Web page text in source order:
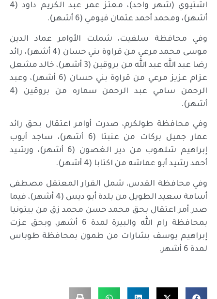
اشتيوي (شهر واحد)، معتز عمر عبد الكريم داود (4
أشهر)، ومحمد أحمد عثمان فيومي (6 أشهر).
وفي محافظة سلفيت، شملت الأوامر عماد الدين
موسى محمد مرعي من قراوة بني حسان (4 أشهر)، رائد
رضا عبد الله عبد الله من بروقين (3 أشهر)، خالد مشعل
عزام عزيز مرعي من قراوة بني حسان (6 أشهر)، وعبد
الرحمن سامي عبد الرحمن سماره من بروقين (4
أشهر).
وفي محافظة طولكرم، صدرت أوامر اعتقال بحق رائد
عمار جميل بركات من عنبتا (6 أشهر)، ساجد أيوب
إبراهيم شلهوب من دير الغصون (6 أشهر)، ورشيد
أحمد رشيد أبو عماشه من اكتابا (4 أشهر).
وفي محافظة القدس، شمل القرار المعتقل مصطفى
أسامة سعيد الطويل من بلدة أبو ديس (4 أشهر)، فيما
صدر أمر اعتقال بحق محمد حسن محمد زق من بيتونيا
بمحافظة رام الله والبيرة لمدة 6 أشهر، وبحق عزت
إبراهيم يوسف بشارات من طمون بمحافظة طوباس
لمدة 6 أشهر.